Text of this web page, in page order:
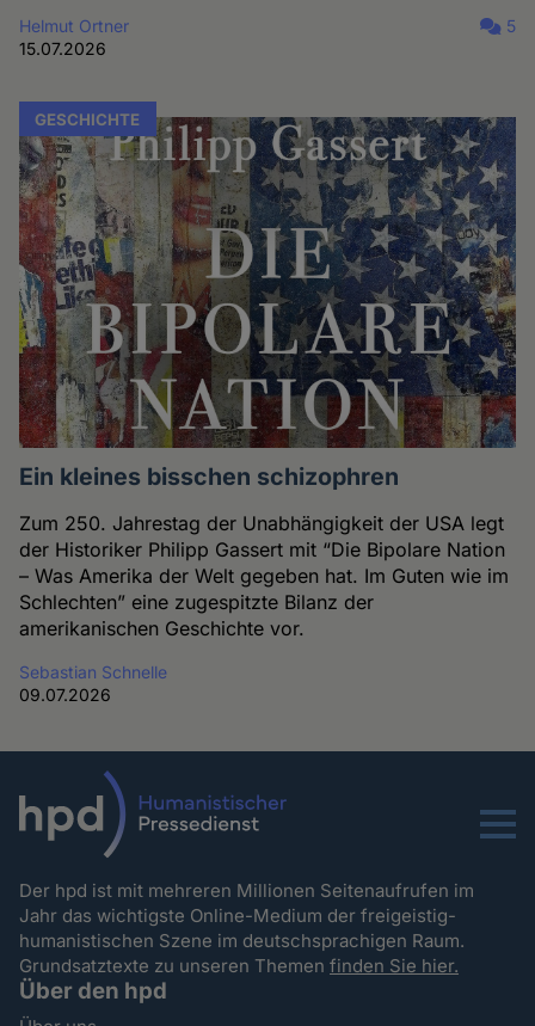
Helmut Ortner
15.07.2026
5
GESCHICHTE
Ein kleines bisschen schizophren
Zum 250. Jahrestag der Unabhängigkeit der USA legt
der Historiker Philipp Gassert mit “Die Bipolare Nation
– Was Amerika der Welt gegeben hat. Im Guten wie im
Schlechten” eine zugespitzte Bilanz der
amerikanischen Geschichte vor.
Sebastian Schnelle
09.07.2026
Menu
Der hpd ist mit mehreren Millionen Seitenaufrufen im
Jahr das wichtigste Online-Medium der freigeistig-
humanistischen Szene im deutschsprachigen Raum.
Grundsatztexte zu unseren Themenfinden Sie hier.
Über den hpd